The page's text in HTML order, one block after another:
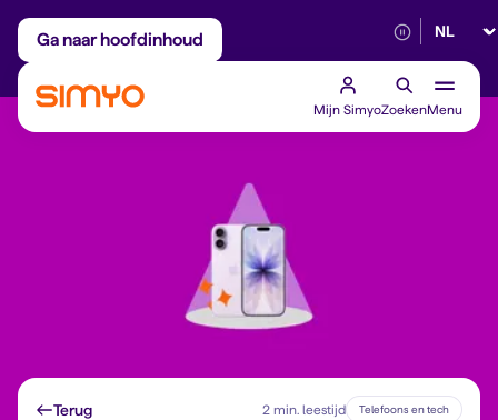
Ga naar hoofdinhoud
Maandelijks aanpasbaar Betrouwbaar
Mijn SimyoZoekenMenu
Terug 2 min. leestijd Telefoons en tech